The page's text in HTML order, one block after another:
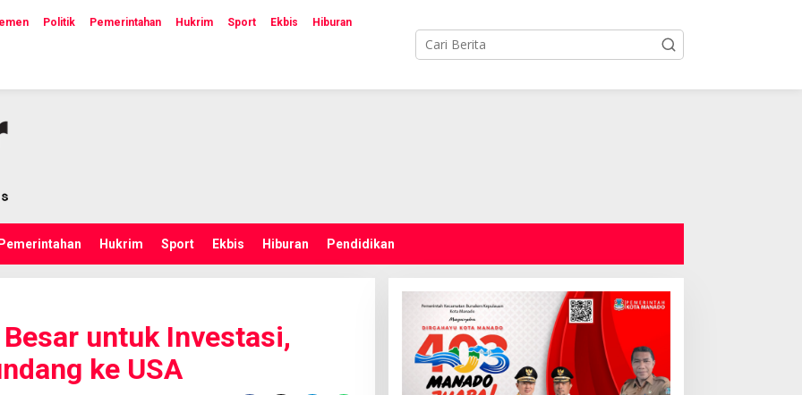
Politik Pemerintahan Hukrim Sport Ekbis Hiburan
Pemerintahan Hukrim Sport Ekbis Hiburan Pendidikan
untuk Investasi,
ke USA